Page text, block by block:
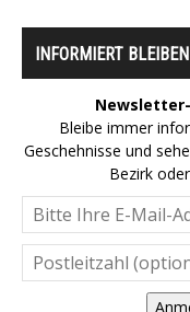
INFORMIERT BLEIBEN
Bleibe immer
Geschehnisse und
Bezirk